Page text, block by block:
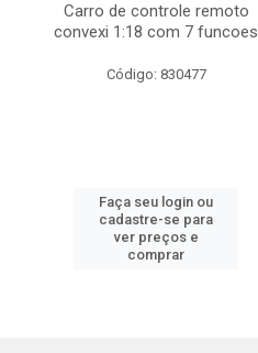
Carro de controle remoto
convexi 1:18 com 7 funcoes
Código: 830477
Faça seu login ou
cadastre-se para
ver preços e
comprar